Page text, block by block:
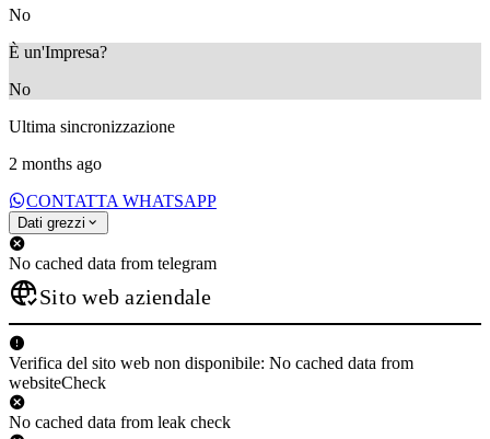
No
È un'Impresa?
No
Ultima sincronizzazione
2 months ago
CONTATTA WHATSAPP
Dati grezzi
No cached data from telegram
Sito web aziendale
Verifica del sito web non disponibile: No cached data from
websiteCheck
No cached data from leak check